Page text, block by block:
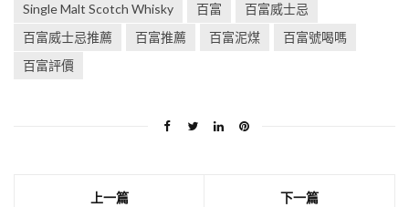
Single Malt Scotch Whisky
百富
百富威士忌
百富威士忌推薦
百富推薦 百富泥煤
百富號喝嗎
百富評價
上一篇 下一篇